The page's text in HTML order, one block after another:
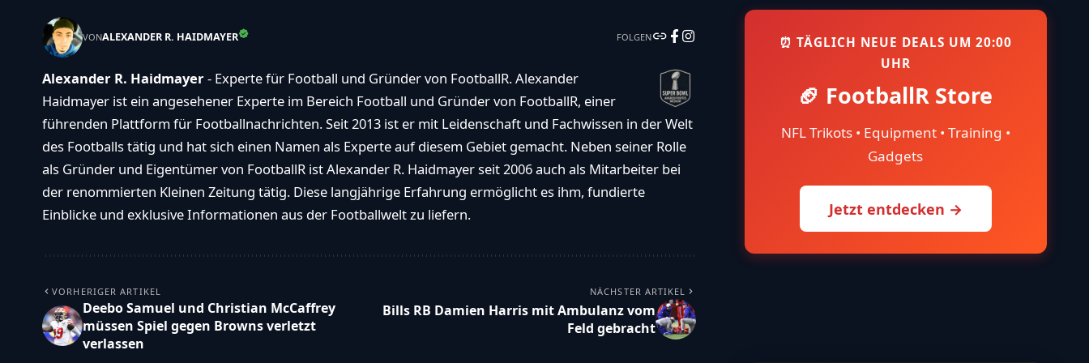
alt":"Refresh\/reload icon","refresh-
and accessibility option!"},"buttons":
{"anonymous":"Anonym
abstimmen","wordpress":"Einloggen","facebook":"Sign
in with Facebook","google":"Sign in with
Google"},"voting":{"poll-ended":"Die Zeit
zum Abstimmen ist bei dieser Umfrage
abgelaufen","poll-not-started":"Diese
poll":"TOUCHDOWN!!! Vielen Dank
f\u00fcr deine Teilnahme!","invalid-
poll":"Fehler","no-answers-
VONALEXANDER R. HAIDMAYER FOLGEN
Alexander R. Haidmayer- Experte für Football und Gründer von FootballR. Alexander
Haidmayer ist ein angesehener Experte im Bereich Football und Gründer von FootballR, einer
führenden Plattform für Footballnachrichten. Seit 2013 ist er mit Leidenschaft und Fachwissen in der Welt
des Footballs tätig und hat sich einen Namen als Experte auf diesem Gebiet gemacht. Neben seiner Rolle
als Gründer und Eigentümer von FootballR ist Alexander R. Haidmayer seit 2006 auch als Mitarbeiter bei
der renommierten Kleinen Zeitung tätig. Diese langjährige Erfahrung ermöglicht es ihm, fundierte
Einblicke und exklusive Informationen aus der Footballwelt zu liefern.
VORHERIGER ARTIKEL
Deebo Samuel und Christian McCaffrey
müssen Spiel gegen Browns verletzt
verlassen
NÄCHSTER ARTIKEL
Bills RB Damien Harris mit Ambulanz vom
Feld gebracht
⏰ TÄGLICH NEUE DEALS UM 20:00
UHR
🏈 FootballR Store
NFL Trikots • Equipment • Training •
Gadgets
Jetzt entdecken →